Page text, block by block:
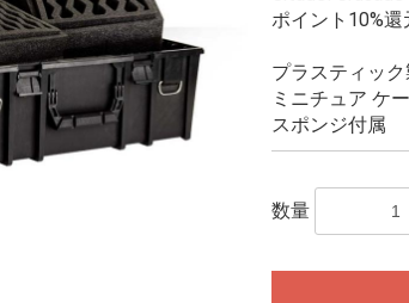
ポイント10%還
プラスティック
ミニチュア ケ
スポンジ付属
数量